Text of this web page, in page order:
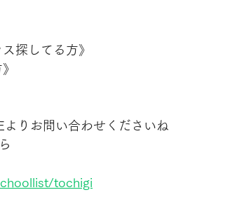
探してる方》
りお問い合わせくださいね
tochigi